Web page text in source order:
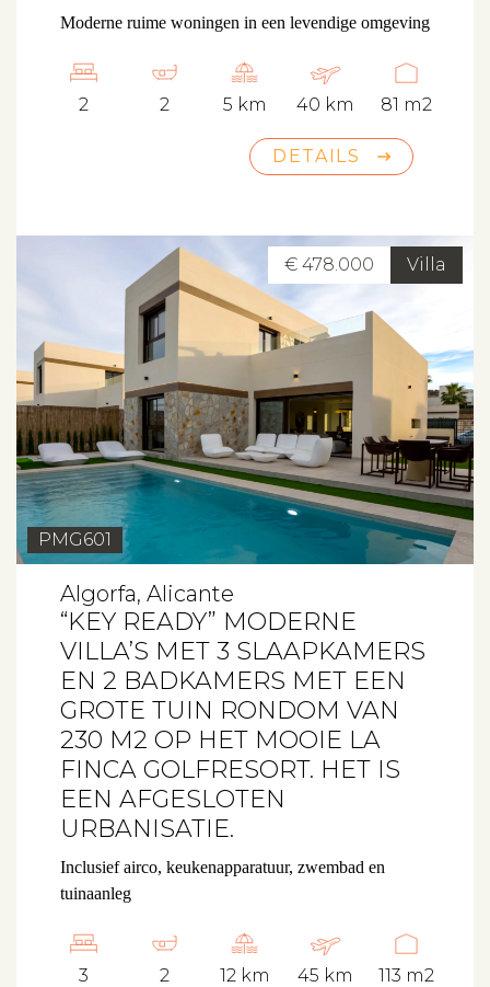
Moderne ruime woningen in een levendige omgeving
2 2 5 km 40 km 81 m2
DETAILS
Villa
€ 478.000
PMG601
Algorfa, Alicante
“KEY READY” MODERNE
VILLA’S MET 3 SLAAPKAMERS
EN 2 BADKAMERS MET EEN
GROTE TUIN RONDOM VAN
230 M2 OP HET MOOIE LA
FINCA GOLFRESORT. HET IS
EEN AFGESLOTEN
URBANISATIE.
Inclusief airco, keukenapparatuur, zwembad en
tuinaanleg
3 2 12 km 45 km 113 m2